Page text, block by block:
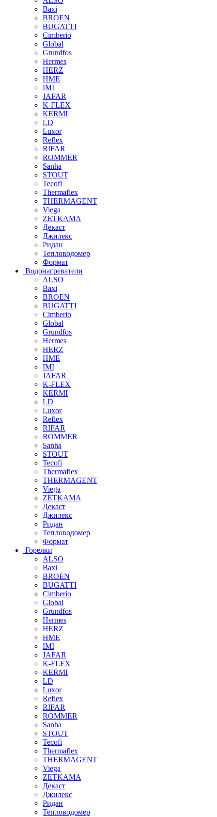
Baxi
BROEN
BUGATTI
Cimberio
Global
Grundfos
Hermes
HERZ
HME
IMI
JAFAR
K-FLEX
KERMI
LD
Luxor
Reflex
RIFAR
ROMMER
Sanha
STOUT
Tecofi
Thermaflex
THERMAGENT
Viega
ZETKAMA
Декаст
Джилекс
Ридан
Тепловодомер
Формат
Водонагреватели
ALSO
Baxi
BROEN
BUGATTI
Cimberio
Global
Grundfos
Hermes
HERZ
HME
IMI
JAFAR
K-FLEX
KERMI
LD
Luxor
Reflex
RIFAR
ROMMER
Sanha
STOUT
Tecofi
Thermaflex
THERMAGENT
Viega
ZETKAMA
Декаст
Джилекс
Ридан
Тепловодомер
Формат
Горелки
ALSO
Baxi
BROEN
BUGATTI
Cimberio
Global
Grundfos
Hermes
HERZ
HME
IMI
JAFAR
K-FLEX
KERMI
LD
Luxor
Reflex
RIFAR
ROMMER
Sanha
STOUT
Tecofi
Thermaflex
THERMAGENT
Viega
ZETKAMA
Декаст
Джилекс
Ридан
Тепловодомер